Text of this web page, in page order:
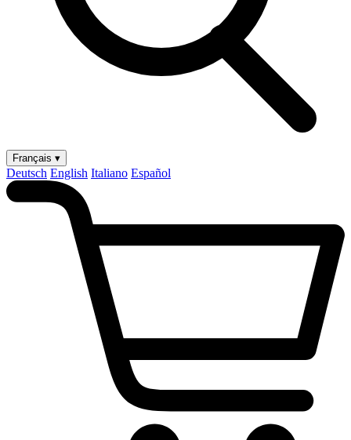
Français ▾
Deutsch English Italiano Español